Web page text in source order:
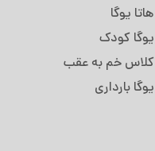
هاتا یوگا
یوگا کودک
کلاس خم به عقب
یوگا بارداری